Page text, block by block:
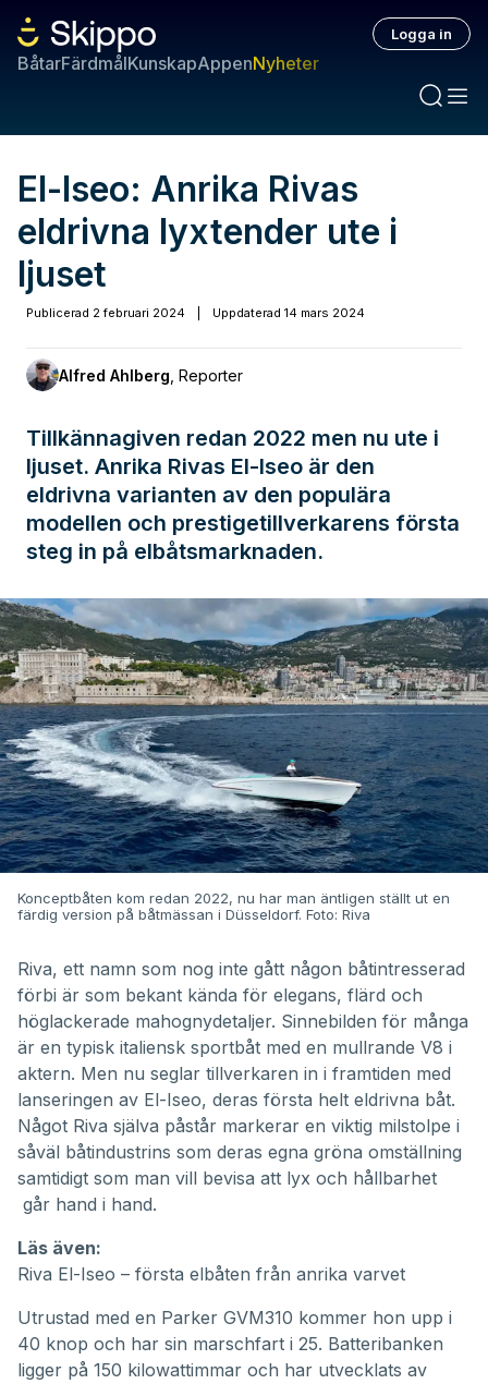
BåtarFärdmålKunskapAppenNyheter
Logga in
El-Iseo: Anrika Rivas
eldrivna lyxtender ute i
ljuset
Publicerad 2 februari 2024 Uppdaterad 14 mars 2024
Alfred Ahlberg Reporter
Tillkännagiven redan 2022 men nu ute i
ljuset. Anrika Rivas El-Iseo är den
eldrivna varianten av den populära
modellen och prestigetillverkarens första
steg in på elbåtsmarknaden.
Konceptbåten kom redan 2022, nu har man äntligen ställt ut en
färdig version på båtmässan i Düsseldorf. Foto: Riva
Riva, ett namn som nog inte gått någon båtintresserad
förbi är som bekant kända för elegans, flärd och
höglackerade mahognydetaljer. Sinnebilden för många
är en typisk italiensk sportbåt med en mullrande V8 i
aktern. Men nu seglar tillverkaren in i framtiden med
lanseringen av El-Iseo, deras första helt eldrivna båt.
Något Riva själva påstår markerar en viktig milstolpe i
såväl båtindustrins som deras egna gröna omställning
samtidigt som man vill bevisa att lyx och hållbarhet
går hand i hand.
Läs även:
Riva El-Iseo – första elbåten från anrika varvet
Utrustad med en Parker GVM310 kommer hon upp i
40 knop och har sin marschfart i 25. Batteribanken
ligger på 150 kilowattimmar och har utvecklats av